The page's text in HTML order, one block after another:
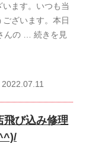
ます。いつも当
ざいます。本日
んの … 続きを見
2022.07.11
飛び込み修理